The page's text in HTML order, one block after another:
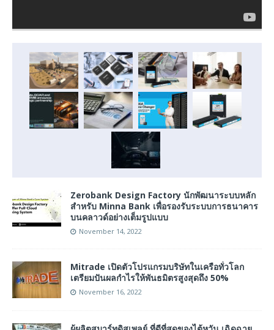
Zerobank Design Factory นักพัฒนาระบบหลัก
สำหรับ Minna Bank เพื่อรองรับระบบการธนาคาร
บนคลาวด์อย่างเต็มรูปแบบ
November 14, 2022
Mitrade เปิดตัวโปรแกรมบริษัทในเครือทั่วโลก
เตรียมปันผลกำไรให้พันธมิตรสูงสุดถึง 50%
November 16, 2022